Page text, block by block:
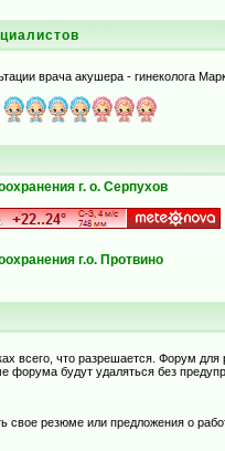
врача акушера - гинеколога
г. о. Серпухов
г.о. Протвино
всего, что разрешается. Форум
будут удаляться без
свое резюме или предложения о